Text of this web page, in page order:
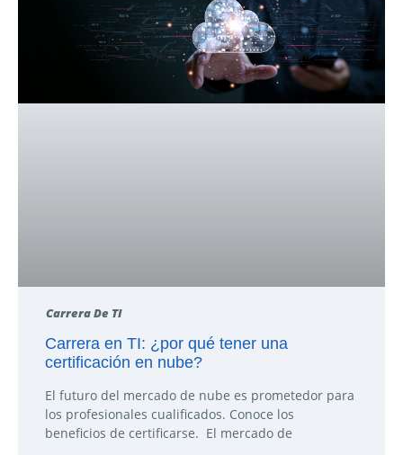
Carrera De TI
Carrera en TI: ¿por qué tener una
certificación en nube?
El futuro del mercado de nube es prometedor para
los profesionales cualificados. Conoce los
beneficios de certificarse. El mercado de